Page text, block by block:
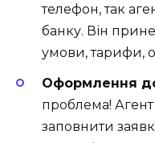
телефон, так
банку. Він
умови, тарифи,
Оформлення
проблема!
заповнити